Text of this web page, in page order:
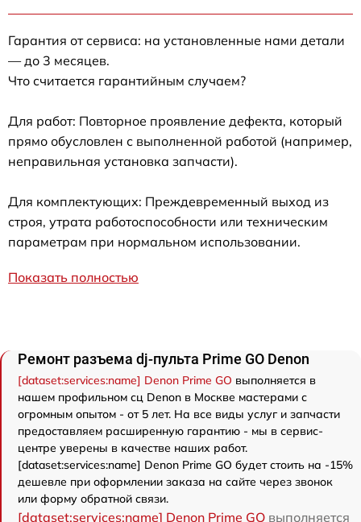
Гарантия от сервиса: на установленные нами детали
— до 3 месяцев.
Что считается гарантийным случаем?
Для работ: Повторное проявление дефекта, который
прямо обусловлен с выполненной работой (например,
неправильная установка запчасти).
Для комплектующих: Преждевременный выход из
строя, утрата работоспособности или техническим
параметрам при нормальном использовании.
Показать полностью
Ремонт разъема dj-пульта Prime GO Denon
[dataset:services:name] Denon Prime GO выполняется в
нашем профильном сц Denon в Москве мастерами с
огромным опытом - от 5 лет. На все виды услуг и запчасти
предоставляем расширенную гарантию - мы в сервис-
центре уверены в качестве наших работ.
[dataset:services:name] Denon Prime GO будет стоить на -15%
дешевле при оформлении заказа на сайте через звонок
или форму обратной связи.
[dataset:services:name] Denon Prime GO выполняется